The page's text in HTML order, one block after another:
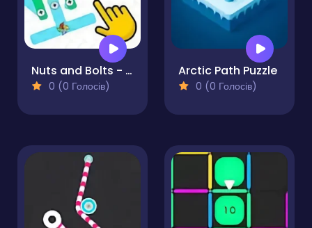
Nuts and Bolts - Color Puzzle
0 (0 Голосів)
Arctic Path Puzzle
0 (0 Голосів)